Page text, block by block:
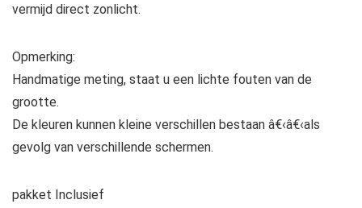
vermijd direct zonlicht.
Opmerking:
Handmatige meting, staat u een lichte fouten van de
grootte.
De kleuren kunnen kleine verschillen bestaan â€‹â€‹als
gevolg van verschillende schermen.
pakket Inclusief